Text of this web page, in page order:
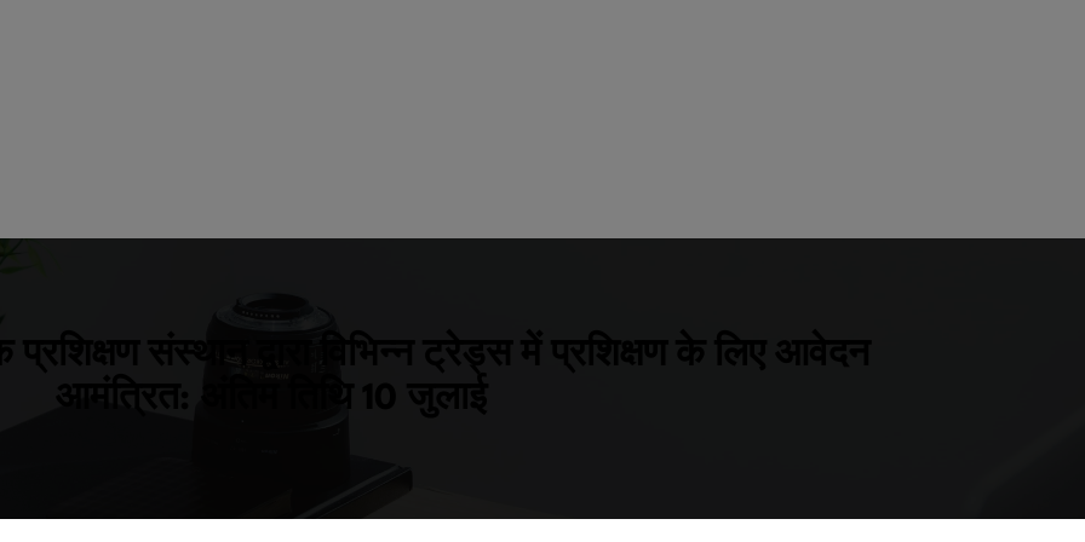
प्रशिक्षण संस्थान द्वारा विभिन्न ट्रेड्स में प्रशिक्षण के लिए आवेदन